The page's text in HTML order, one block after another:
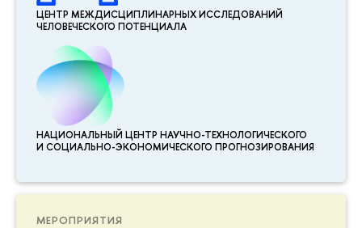
ЦЕНТР МЕЖДИСЦИПЛИНАР­НЫХ ИССЛЕДОВАНИЙ
ЧЕЛОВЕЧЕСКОГО ПОТЕНЦИАЛА
НАЦИОНАЛЬНЫЙ ЦЕНТР НАУЧНО-ТЕХНОЛОГИЧЕСКОГО
И СОЦИАЛЬНО-ЭКОНОМИЧЕСКОГО ПРОГНОЗИРОВАНИЯ
МЕРОПРИЯТИЯ